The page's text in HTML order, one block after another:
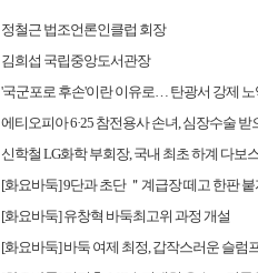
정철근 법조언론인클럽 회장
김희섭 국립중앙도서관장
'국군포로 후손'이란 이유로… 탄광서 강제
에티오피아 6·25 참전용사 손녀, 심장수술 받
신학철 LG화학 부회장, 국내 최초 하계 다보
[화요바둑] 9단과 초단 ＂계급장 떼고 한판
[화요바둑] 유창혁 바둑최고위 과정 개설
[화요바둑] 바둑 여제 최정, 갑작스러운 슬럼